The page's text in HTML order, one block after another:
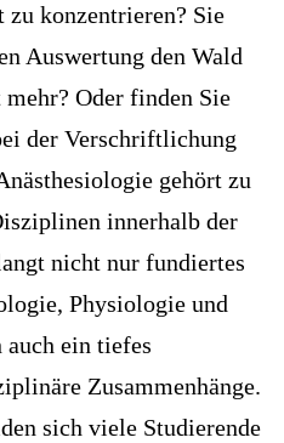
konzentrieren? Sie
Auswertung den Wald
Oder finden Sie
der Verschriftlichung
gehört zu
innerhalb der
nicht nur fundiertes
Physiologie und
ein tiefes
Zusammenhänge.
sich viele Studierende